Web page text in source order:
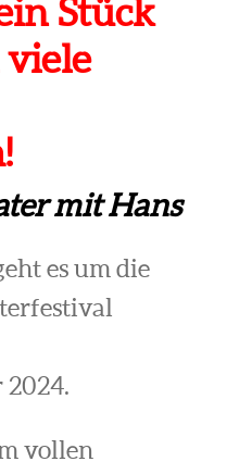
Stück
mit Hans
es um die
2024.
vollen